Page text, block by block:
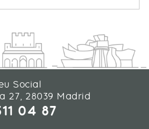
Social
27, 28039 Madrid
04 87